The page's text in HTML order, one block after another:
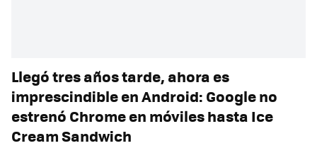
Llegó tres años tarde, ahora es
imprescindible en Android: Google no
estrenó Chrome en móviles hasta Ice
Cream Sandwich